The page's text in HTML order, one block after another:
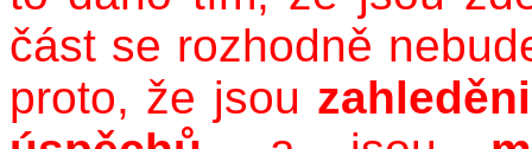
část se rozhodně
proto, že jsou